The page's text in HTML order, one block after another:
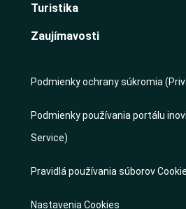
Turistika
Zaujímavosti
Podmienky ochrany súkromia
Podmienky používania portálu
Service)
Pravidlá používania súborov
Nastavenia Cookies